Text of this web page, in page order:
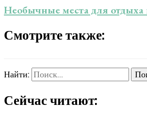
Необычные места для
Смотрите также:
Найти:
Сейчас читают: